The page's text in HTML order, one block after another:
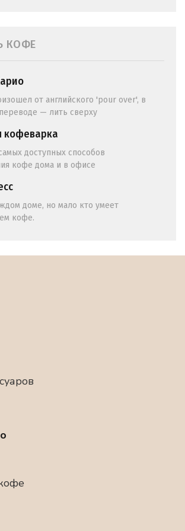
КОФЕ
от английского 'pour over', в
— лить сверху
кофеварка
доступных способов
кофе дома и в офисе
доме, но мало кто умеет
кофе.